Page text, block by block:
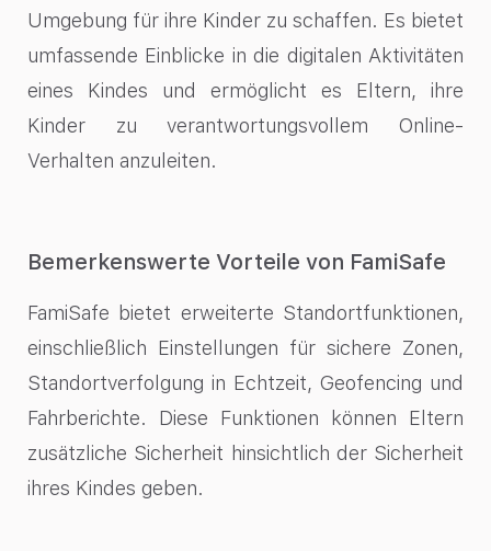
Umgebung für ihre Kinder zu schaffen. Es bietet
umfassende Einblicke in die digitalen Aktivitäten
eines Kindes und ermöglicht es Eltern, ihre
Kinder zu verantwortungsvollem Online-
Verhalten anzuleiten.
Bemerkenswerte Vorteile von FamiSafe
FamiSafe bietet erweiterte Standortfunktionen,
einschließlich Einstellungen für sichere Zonen,
Standortverfolgung in Echtzeit, Geofencing und
Fahrberichte. Diese Funktionen können Eltern
zusätzliche Sicherheit hinsichtlich der Sicherheit
ihres Kindes geben.